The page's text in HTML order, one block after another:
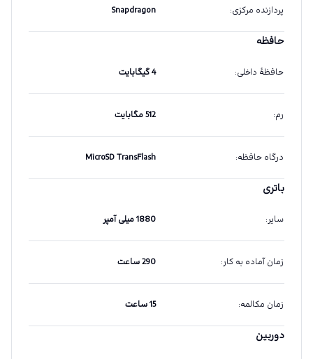
پردازنده مرکزی:
Snapdragon
حافظه
حافظهٔ داخلی: 4 گیگابایت
رم: 512 مگابایت
درگاه حافظه:
MicroSD TransFlash
باتری
سایر: 1880 میلی آمپر
زمان آماده به کار: 290 ساعت
زمان مکالمه: 15 ساعت
دوربین